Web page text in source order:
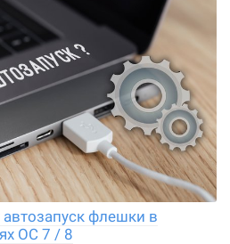
флешки в
ОС 7 / 8